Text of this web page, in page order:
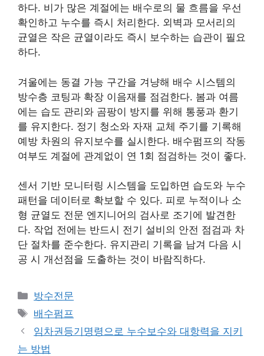
하다. 비가 많은 계절에는 배수로의 물 흐름을 우선
확인하고 누수를 즉시 처리한다. 외벽과 모서리의
균열은 작은 균열이라도 즉시 보수하는 습관이 필요
하다.
겨울에는 동결 가능 구간을 겨냥해 배수 시스템의
방수층 코팅과 확장 이음재를 점검한다. 봄과 여름
에는 습도 관리와 곰팡이 방지를 위해 통풍과 환기
를 유지한다. 정기 청소와 자재 교체 주기를 기록해
예방 차원의 유지보수를 실시한다. 배수펌프의 작동
여부도 계절에 관계없이 연 1회 점검하는 것이 좋다.
센서 기반 모니터링 시스템을 도입하면 습도와 누수
패턴을 데이터로 확보할 수 있다. 피로 누적이나 소
형 균열도 전문 엔지니어의 검사로 조기에 발견한
다. 작업 전에는 반드시 전기 설비의 안전 점검과 차
단 절차를 준수한다. 유지관리 기록을 남겨 다음 시
공 시 개선점을 도출하는 것이 바람직하다.
카
테
리
방수전문
태
그
배수펌프
임차권등기명령으로 누수보수와 대항력을 지키
는 방법